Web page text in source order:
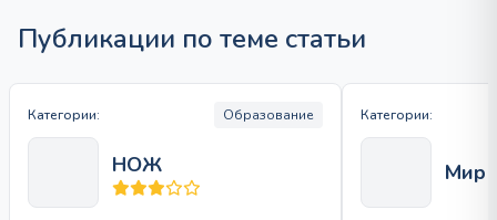
Публикации по теме статьи
Категории: Образование
НОЖ
Категории:
Мир